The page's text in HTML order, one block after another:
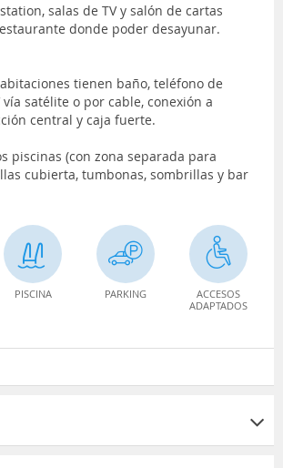
salas de TV y salón de cartas
donde poder desayunar.
tienen baño, teléfono de
satélite o por cable, conexión a
central y caja fuerte.
piscinas (con zona separada para
cubierta, tumbonas, sombrillas y bar
PISCINA PARKING
ACCESOS
ADAPTADOS